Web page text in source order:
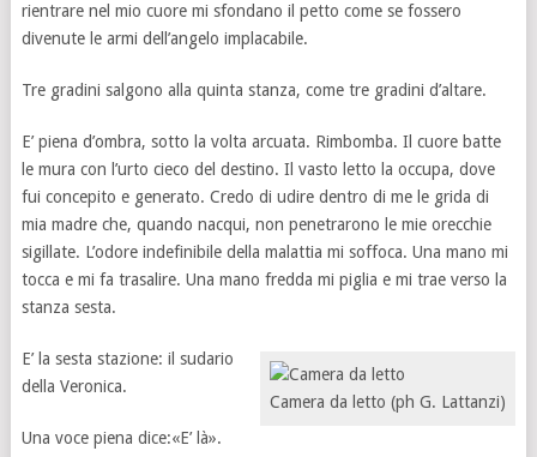
rientrare nel mio cuore mi sfondano il petto come se fossero
divenute le armi dell’angelo implacabile.
Tre gradini salgono alla quinta stanza, come tre gradini d’altare.
E’ piena d’ombra, sotto la volta arcuata. Rimbomba. Il cuore batte
le mura con l’urto cieco del destino. Il vasto letto la occupa, dove
fui concepito e generato. Credo di udire dentro di me le grida di
mia madre che, quando nacqui, non penetrarono le mie orecchie
sigillate. L’odore indefinibile della malattia mi soffoca. Una mano mi
tocca e mi fa trasalire. Una mano fredda mi piglia e mi trae verso la
stanza sesta.
Camera da letto (ph G. Lattanzi)
E’ la sesta stazione: il sudario
della Veronica.
Una voce piena dice:«E’ là».